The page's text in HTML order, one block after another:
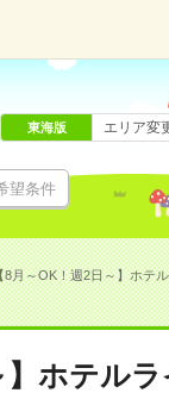
望条件
東海版 エリア変
8月～OK！週2日～】ホテ
】ホテル